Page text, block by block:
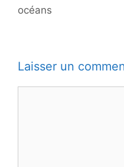
océans
Laisser un